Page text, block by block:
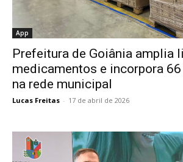
App
Prefeitura de Goiânia amplia
medicamentos e incorpora
na rede municipal
Lucas Freitas - 17 de abril de 2026